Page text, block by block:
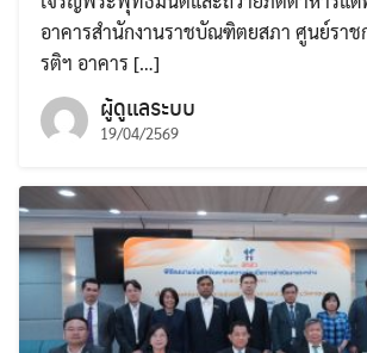
อาคารสำนักงานราชบัณฑิตยสภา ศูนย์ราช
รติฯ อาคาร […]
ผู้ดูแลระบบ
19/04/2569